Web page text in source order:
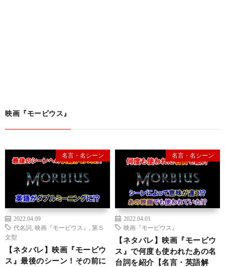
映画『モービウス』
名言・名シーン
2022.04.09
代名詞 映画『モービウス』
第５
文型
【ネタバレ】映画『モービウ
ス』最後のシーン！その前に
名言・名シーン
2022.04.01
映画『モービウス』
【ネタバレ】映画『モービウ
ス』で何度も使われたあの名
台詞を紹介【名言・英語解